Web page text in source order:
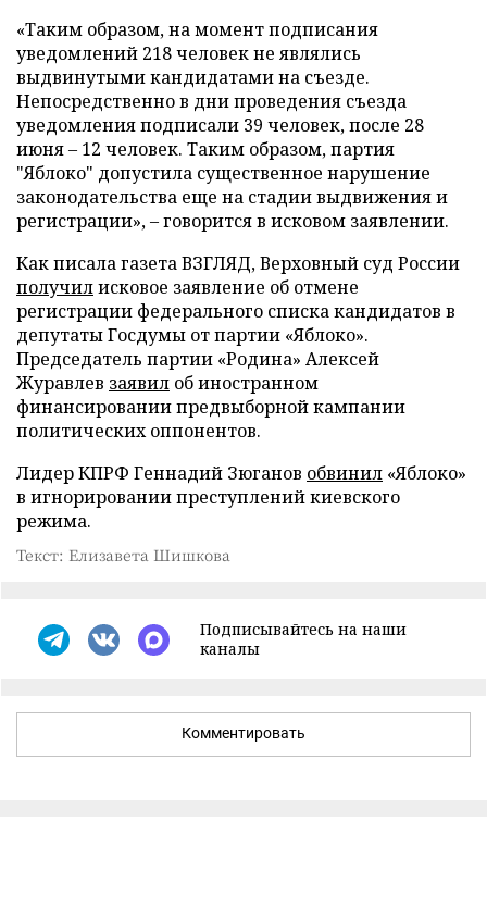
«Таким образом, на момент подписания
уведомлений 218 человек не являлись
выдвинутыми кандидатами на съезде.
Непосредственно в дни проведения съезда
уведомления подписали 39 человек, после 28
июня – 12 человек. Таким образом, партия
"Яблоко" допустила существенное нарушение
законодательства еще на стадии выдвижения и
регистрации», – говорится в исковом заявлении.
Как писала газета ВЗГЛЯД, Верховный суд России
получилисковое заявление об отмене
регистрации федерального списка кандидатов в
депутаты Госдумы от партии «Яблоко».
Председатель партии «Родина» Алексей
Журавлев заявил об иностранном
финансировании предвыборной кампании
политических оппонентов.
Лидер КПРФ Геннадий Зюганов обвинил «Яблоко»
в игнорировании преступлений киевского
режима.
Текст: Елизавета Шишкова
Подписывайтесь на наши
каналы
Комментировать